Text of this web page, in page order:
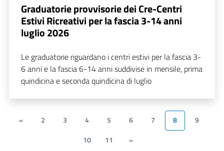
Graduatorie provvisorie dei Cre-Centri
Estivi Ricreativi per la fascia 3-14 anni
luglio 2026
Le graduatorie riguardano i centri estivi per la fascia 3-
6 anni e la fascia 6-14 anni suddivise in mensile, prima
quindicina e seconda quindicina di luglio
« 2 3 4 5 6 7 8
9
10
11 »